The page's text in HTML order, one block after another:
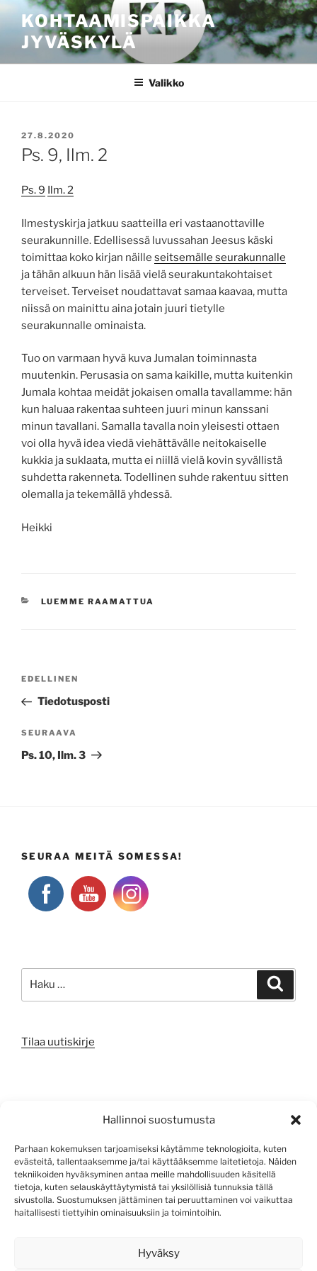
Hallinnoi suostumusta
Parhaan kokemuksen tarjoamiseksi käytämme teknologioita, kuten
evästeitä, tallentaaksemme ja/tai käyttääksemme laitetietoja. Näiden
tekniikoiden hyväksyminen antaa meille mahdollisuuden käsitellä
tietoja, kuten selauskäyttäytymistä tai yksilöllisiä tunnuksia tällä
sivustolla. Suostumuksen jättäminen tai peruuttaminen voi vaikuttaa
haitallisesti tiettyihin ominaisuuksiin ja toimintoihin.
Hyväksy
sisältöönKOHTAAMISPAIKKA
JYVÄSKYLÄ
Valikko
JULKAISTU
27.8.2020
Ps. 9, Ilm. 2
Ps. 9 Ilm. 2
Ilmestyskirja jatkuu saatteilla eri vastaanottaville
seurakunnille. Edellisessä luvussahan Jeesus käski
toimittaa koko kirjan näille seitsemälle seurakunnalle
ja tähän alkuun hän lisää vielä seurakuntakohtaiset
terveiset. Terveiset noudattavat samaa kaavaa, mutta
niissä on mainittu aina jotain juuri tietylle
seurakunnalle ominaista.
Tuo on varmaan hyvä kuva Jumalan toiminnasta
muutenkin. Perusasia on sama kaikille, mutta kuitenkin
Jumala kohtaa meidät jokaisen omalla tavallamme: hän
kun haluaa rakentaa suhteen juuri minun kanssani
minun tavallani. Samalla tavalla noin yleisesti ottaen
voi olla hyvä idea viedä viehättävälle neitokaiselle
kukkia ja suklaata, mutta ei niillä vielä kovin syvällistä
suhdetta rakenneta. Todellinen suhde rakentuu sitten
olemalla ja tekemällä yhdessä.
Heikki
KATEGORIAT
LUEMME RAAMATTUA
Edellinen
artikkeli
EDELLINEN
Tiedotusposti
Seuraava
artikkeli
SEURAAVA
Ps. 10, Ilm. 3
SEURAA MEITÄ SOMESSA!
Tilaa uutiskirje
Sisältösyöte
Kommenttisyöte